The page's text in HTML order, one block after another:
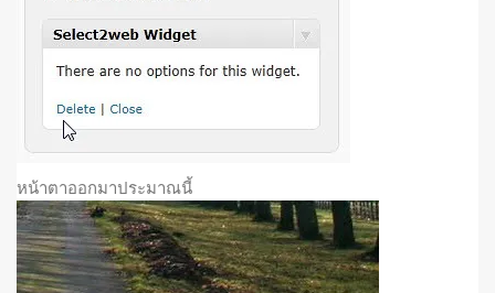
หน้าตาออกมาประมาณนี้